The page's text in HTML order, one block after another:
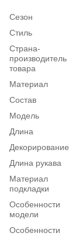
Сезон
Стиль
Страна-
производитель
товара
Материал
Состав
Модель
Длина
Декорирование
Длина рукава
Материал
подкладки
Особенности
модели
Особенности